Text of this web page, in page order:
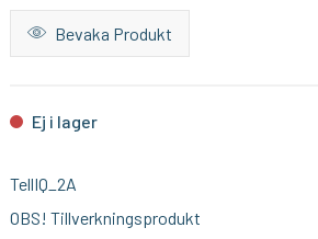
Bevaka Produkt
Ej i lager
TellIQ_2A
OBS! Tillverkningsprodukt